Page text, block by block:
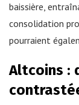
baissière,
consolidation
pourraient
Altcoins :